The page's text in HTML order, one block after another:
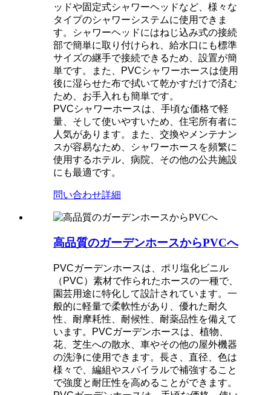
ッドや固定式シャワーヘッドなど、様々な
タイプのシャワーシステムに使用できま
す。シャワーヘッドにはねじ込み式の接続
部で簡単に取り付けられ、給水口にも標準
サイズの継手で接続できるため、設置が簡
単です。また、PVCシャワーホースは使用
後に湿らせた布で拭いて乾かすだけで済む
ため、お手入れも簡単です。
PVCシャワーホースは、手頃な価格で軽
量、そして使いやすいため、住宅所有者に
人気があります。また、交換やメンテナン
スが容易なため、シャワーホースを頻繁に
使用するホテル、病院、その他の公共施設
にも最適です。
問い合わせ詳細
高品質のガーデンホースからPVCへ
PVCガーデンホースは、ポリ塩化ビニル
（PVC）素材で作られたホースの一種で、
園芸用途に特化して設計されています。一
般的に軽量で柔軟性があり、優れた耐久
性、耐摩耗性、耐候性、耐薬品性を備えて
います。PVCガーデンホースは、植物、
花、芝生への散水、車やその他の屋外機器
の洗浄に使用できます。長さ、直径、色は
様々で、編組やスパイラルで補強すること
で強度と耐圧性を高めることができます。